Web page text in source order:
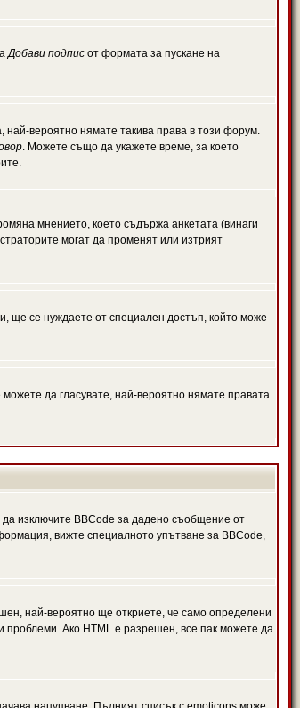
Добави подпис от формата за пускане на
вероятно нямате такива права в този форум.
. Можете също да укажете време, за което
мнението, което съдържа анкетата (винаги
могат да променят или изтрият
ще се нуждаете от специален достъп, който може
да гласувате, най-вероятно нямате правата
изключите BBCode за дадено съобщение от
вижте специалното упътване за BBCode,
най-вероятно ще откриете, че само определени
проблеми. Ако HTML е разрешен, все пак можете да